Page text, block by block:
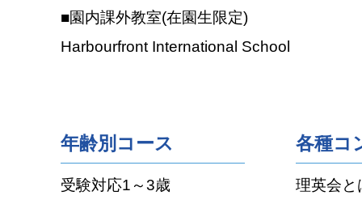
■園内課外教室(在園生限定)
Harbourfront International School
年齢別コース
受験対応1～3歳
各種コ
理英会と